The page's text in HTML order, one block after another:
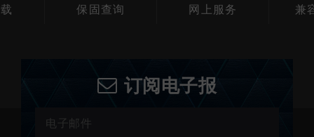
保固查询 网上服务 兼
订阅电子报